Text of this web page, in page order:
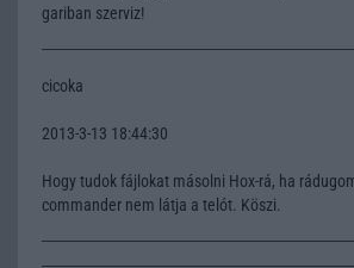
gariban szerviz!
cicoka
2013-3-13 18:44:30
Hogy tudok fájlokat másolni Hox-rá, ha
commander nem látja a telót. Köszi.